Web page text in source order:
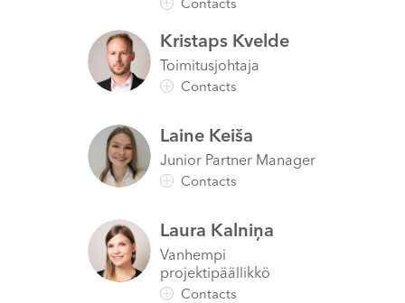
KristapsKvelde
Toimitusjohtaja
LaineKeiša
Junior Partner Manager
Laura Kalniņa
Vanhempi
projektipäällikkö